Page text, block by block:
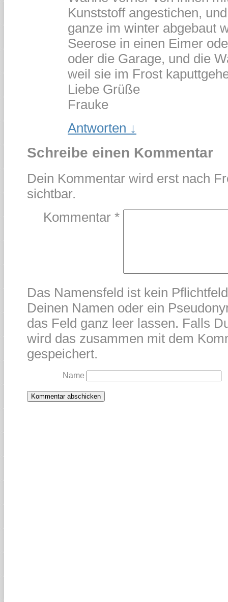
Kunststoff angestichen,
ganze im winter abgebaut
Seerose in einen Eimer
oder die Garage, und die
weil sie im Frost
Liebe Grüße
Frauke
Antworten ↓
Schreibe einen Kommentar
Dein Kommentar wird erst nach
sichtbar.
Kommentar *
Das Namensfeld ist kein
Deinen Namen oder ein
das Feld ganz leer lassen. Falls
wird das zusammen mit dem
gespeichert.
Name